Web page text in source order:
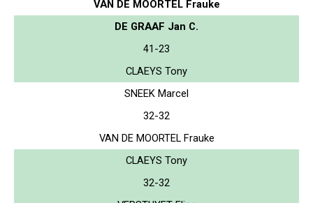
VAN DE MOORTEL Frauke
DE GRAAF Jan C.
41-23
CLAEYS Tony
SNEEK Marcel
32-32
VAN DE MOORTEL Frauke
CLAEYS Tony
32-32